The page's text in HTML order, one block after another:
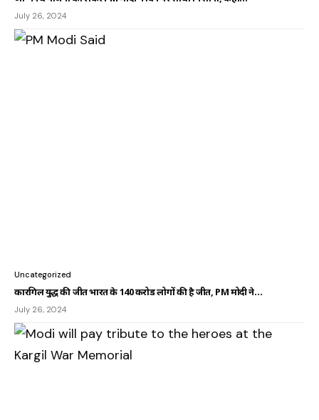
July 26, 2024
Uncategorized
कारगिल युद्ध की जीत भारत के 140 करोड लोगों की है जीत, PM मोदी ने…
July 26, 2024